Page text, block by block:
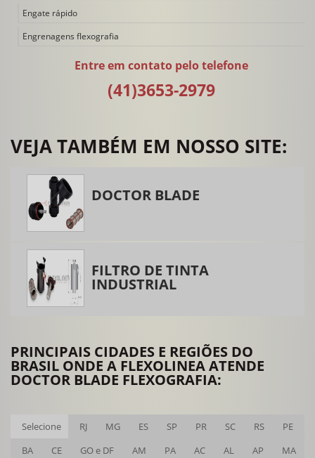
Engate rápido
Engrenagens flexografia
Impressora flexográfica
Impressora flexográfica 8 cores
Impressora flexográfica duas cores
Impressora flexográfica tambor central
Lâmina doctor blade
Lavadora de anilox laser
Lavadora de cilindros anilox
Modernização de impressora flexográfica
Peças para flexografia
Retifica de tambor central
Sistema de desbobinamento
Entre em contato pelo telefone
(41)3653-2979
VEJA TAMBÉM EM NOSSO SITE:
DOCTOR BLADE
FILTRO DE TINTA
INDUSTRIAL
PRINCIPAIS CIDADES E REGIÕES DO
BRASIL ONDE A FLEXOLINEA ATENDE
DOCTOR BLADE FLEXOGRAFIA:
Selecione RJ MG ES SP PR SC RS
PE
BA
CE GO e DF AM PA AC AL AP
MA